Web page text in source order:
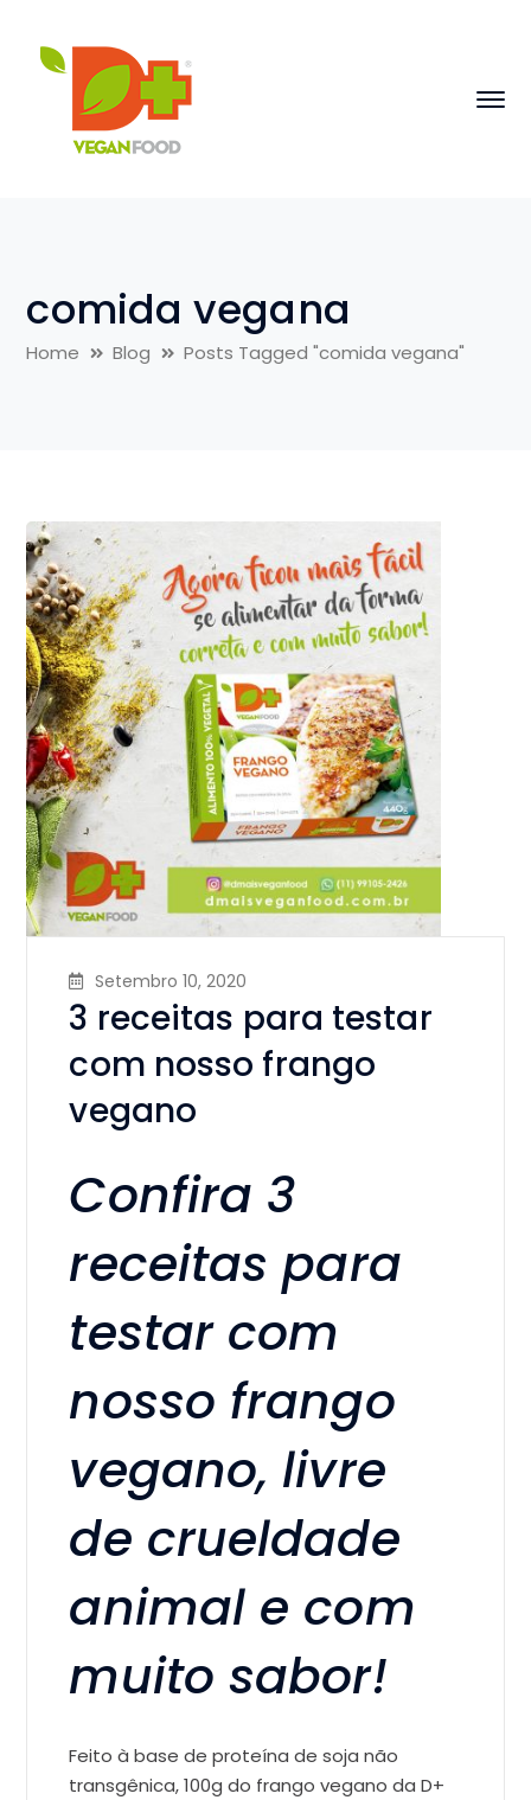
comida vegana
Home Blog Posts Tagged "comida vegana"
Setembro 10, 2020
3 receitas para testar
com nosso frango
vegano
Confira 3
receitas para
testar com
nosso frango
vegano, livre
de crueldade
animal e com
muito sabor!
Feito à base de proteína de soja não
transgênica, 100g do frango vegano da D+